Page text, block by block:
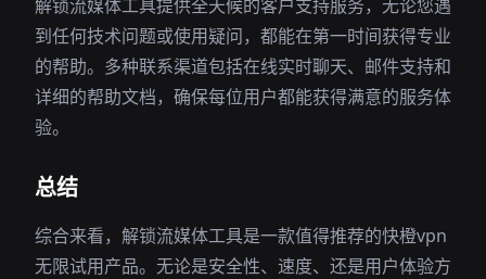
解锁流媒体工具提供全天候的客户支持服务，无论您遇
到任何技术问题或使用疑问，都能在第一时间获得专业
的帮助。多种联系渠道包括在线实时聊天、邮件支持和
详细的帮助文档，确保每位用户都能获得满意的服务体
验。
总结
综合来看，解锁流媒体工具是一款值得推荐的快橙vpn
无限试用产品。无论是安全性、速度、还是用户体验方